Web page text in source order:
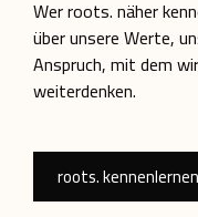
Wer roots. näher
über unsere Werte,
Anspruch, mit dem
weiterdenken.
roots. kennenlernen